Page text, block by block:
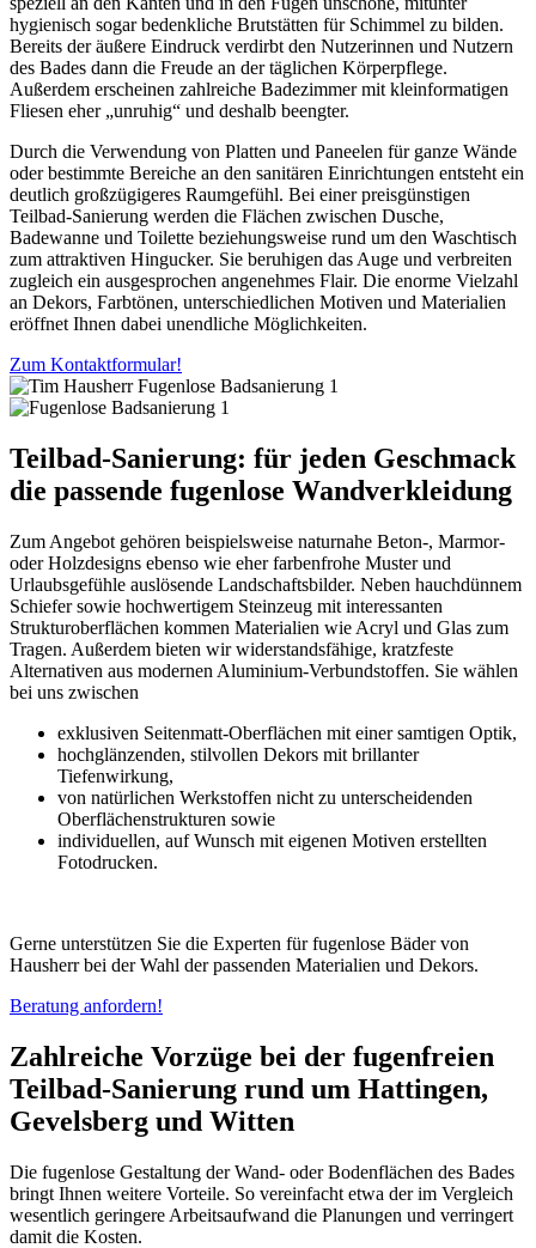
hygienisch sogar bedenkliche Brutstätten für Schimmel zu bilden.
Bereits der äußere Eindruck verdirbt den Nutzerinnen und Nutzern
des Bades dann die Freude an der täglichen Körperpflege.
Außerdem erscheinen zahlreiche Badezimmer mit kleinformatigen
Fliesen eher „unruhig“ und deshalb beengter.
Durch die Verwendung von Platten und Paneelen für ganze Wände
oder bestimmte Bereiche an den sanitären Einrichtungen entsteht ein
deutlich großzügigeres Raumgefühl. Bei einer preisgünstigen
Teilbad-Sanierung werden die Flächen zwischen Dusche,
Badewanne und Toilette beziehungsweise rund um den Waschtisch
zum attraktiven Hingucker. Sie beruhigen das Auge und verbreiten
zugleich ein ausgesprochen angenehmes Flair. Die enorme Vielzahl
an Dekors, Farbtönen, unterschiedlichen Motiven und Materialien
eröffnet Ihnen dabei unendliche Möglichkeiten.
Zum Kontaktformular!
Teilbad-Sanierung: für jeden Geschmack
die passende fugenlose Wandverkleidung
Zum Angebot gehören beispielsweise naturnahe Beton-, Marmor-
oder Holzdesigns ebenso wie eher farbenfrohe Muster und
Urlaubsgefühle auslösende Landschaftsbilder. Neben hauchdünnem
Schiefer sowie hochwertigem Steinzeug mit interessanten
Strukturoberflächen kommen Materialien wie Acryl und Glas zum
Tragen. Außerdem bieten wir widerstandsfähige, kratzfeste
Alternativen aus modernen Aluminium-Verbundstoffen. Sie wählen
bei uns zwischen
exklusiven Seitenmatt-Oberflächen mit einer samtigen Optik,
hochglänzenden, stilvollen Dekors mit brillanter
Tiefenwirkung,
von natürlichen Werkstoffen nicht zu unterscheidenden
Oberflächenstrukturen sowie
individuellen, auf Wunsch mit eigenen Motiven erstellten
Fotodrucken.
Gerne unterstützen Sie die Experten für fugenlose Bäder von
Hausherr bei der Wahl der passenden Materialien und Dekors.
Beratung anfordern!
Zahlreiche Vorzüge bei der fugenfreien
Teilbad-Sanierung rund um Hattingen,
Gevelsberg und Witten
Die fugenlose Gestaltung der Wand- oder Bodenflächen des Bades
bringt Ihnen weitere Vorteile. So vereinfacht etwa der im Vergleich
wesentlich geringere Arbeitsaufwand die Planungen und verringert
damit die Kosten.